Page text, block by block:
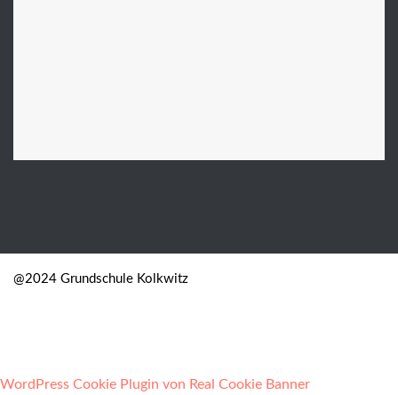
@2024 Grundschule Kolkwitz
WordPress Cookie Plugin von Real Cookie Banner